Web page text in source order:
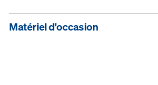
Matériel d'occasion